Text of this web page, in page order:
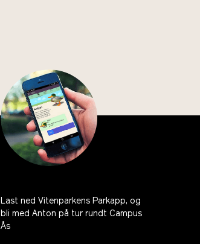
Last ned Vitenparkens Parkapp, og
bli med Anton på tur rundt Campus
Ås